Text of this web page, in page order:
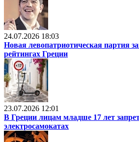
24.07.2026 18:03
Новая левопатриотическая партия
рейтингах Греции
23.07.2026 12:01
В Греции лицам младше 17 лет
электросамокатах